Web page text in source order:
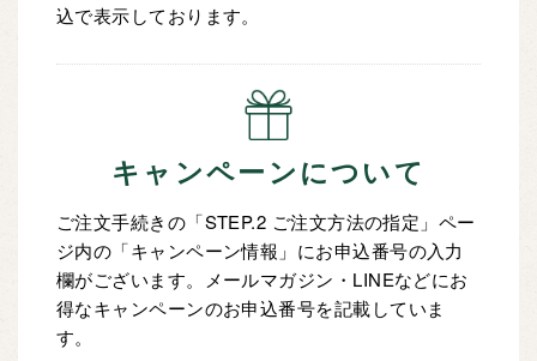
込で表示しております。
キャンペーンについて
ご注文手続きの「STEP.2 ご注文方法の指定」ペー
ジ内の「キャンペーン情報」にお申込番号の入力
欄がございます。メールマガジン・LINEなどにお
得なキャンペーンのお申込番号を記載していま
す。